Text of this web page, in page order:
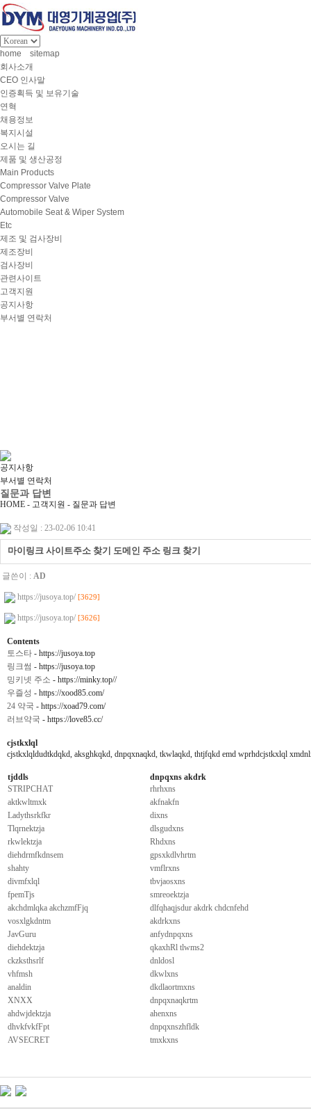
home
sitemap
회사소개
CEO 인사말
인증획득 및 보유기술
연혁
채용정보
복지시설
오시는 길
제품 및 생산공정
Main Products
Compressor Valve Plate
Compressor Valve
Automobile Seat & Wiper System
Etc
제조 및 검사장비
제조장비
검사장비
관련사이트
고객지원
공지사항
부서별 연락처
공지사항
부서별 연락처
질문과 답변
HOME - 고객지원 - 질문과 답변
작성일 : 23-02-06 10:41
마이링크 사이트주소 찾기 도메인 주소 링크 찾기
글쓴이 : AD
https://jusoya.top/ [3629]
https://jusoya.top/ [3626]
Contents
토스타 - https://jusoya.top
링크썸 - https://jusoya.top
밍키넷 주소 - https://minky.top//
우즐성 - https://xood85.com/
24 약국 - https://xoad79.com/
러브약국 - https://love85.cc/
cjstkxlql
cjstkxlqldudtkdqkd, aksghkqkd, dnpqxnaqkd, tkwlaqkd, thtjfqkd emd wprhdcjstkxlql
tjddls
STRIPCHAT
aktkwltmxk
Ladythsrkfkr
Tlqrnektzja
rkwlektzja
diehdrmfkdnsem
shahty
divmfxlql
fpemTjs
akchdmlqka akchzmfFjq
vosxlgkdntm
JavGuru
diehdektzja
ckzksthsrlf
vhfmsh
analdin
XNXX
ahdwjdektzja
dhvkfvkfFpt
AVSECRET
dnpqxns akdrk
rhrhxns
akfnakfn
dixns
dlsgudxns
Rhdxns
gpsxkdlvhrtm
vmflrxns
tbvjaosxns
smreoektzja
dlfqhaqjsdur akdrk chdcnfehd
akdrkxns
anfydnpqxns
qkaxhRl tlwms2
dnldosl
dkwlxns
dkdlaortmxns
dnpqxnaqkrtm
ahenxns
dnpqxnszhfldk
tmxkxns